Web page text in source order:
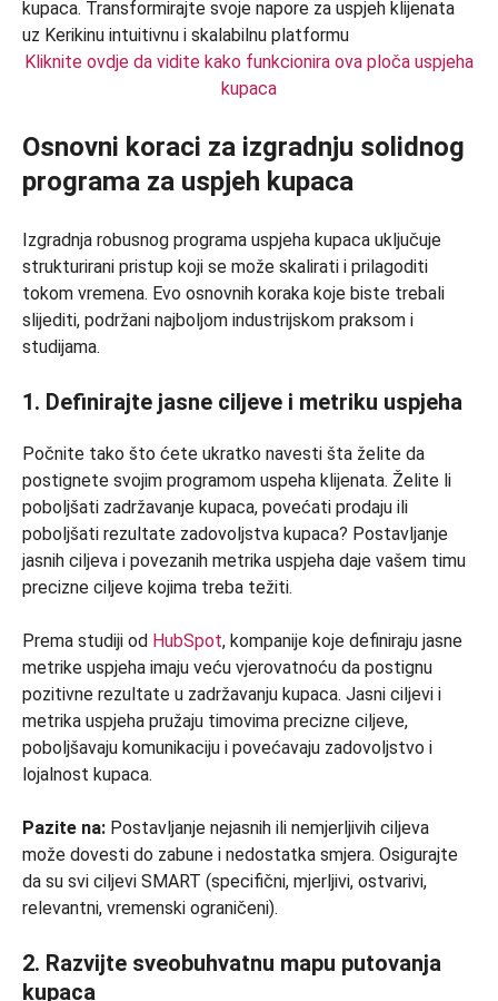
Kliknite ovdje da vidite kako funkcionira ova ploča uspjeha
kupaca
Osnovni koraci za izgradnju solidnog
programa za uspjeh kupaca
Izgradnja robusnog programa uspjeha kupaca uključuje
strukturirani pristup koji se može skalirati i prilagoditi
tokom vremena. Evo osnovnih koraka koje biste trebali
slijediti, podržani najboljom industrijskom praksom i
studijama.
1. Definirajte jasne ciljeve i metriku uspjeha
Počnite tako što ćete ukratko navesti šta želite da
postignete svojim programom uspeha klijenata. Želite li
poboljšati zadržavanje kupaca, povećati prodaju ili
poboljšati rezultate zadovoljstva kupaca? Postavljanje
jasnih ciljeva i povezanih metrika uspjeha daje vašem timu
precizne ciljeve kojima treba težiti.
Prema studiji od HubSpot, kompanije koje definiraju jasne
metrike uspjeha imaju veću vjerovatnoću da postignu
pozitivne rezultate u zadržavanju kupaca. Jasni ciljevi i
metrika uspjeha pružaju timovima precizne ciljeve,
poboljšavaju komunikaciju i povećavaju zadovoljstvo i
lojalnost kupaca.
Pazite na: Postavljanje nejasnih ili nemjerljivih ciljeva
može dovesti do zabune i nedostatka smjera. Osigurajte
da su svi ciljevi SMART (specifični, mjerljivi, ostvarivi,
relevantni, vremenski ograničeni).
2. Razvijte sveobuhvatnu mapu putovanja
kupaca